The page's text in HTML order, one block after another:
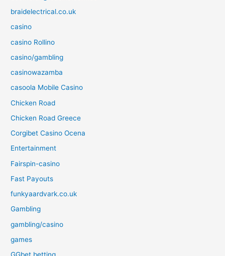
braidelectrical.co.uk
casino
casino Rollino
casino/gambling
casinowazamba
casoola Mobile Casino
Chicken Road
Chicken Road Greece
Corgibet Casino Ocena
Entertainment
Fairspin-casino
Fast Payouts
funkyaardvark.co.uk
Gambling
gambling/casino
games